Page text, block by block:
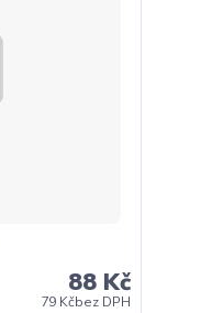
88 Kč
79 Kčbez DPH